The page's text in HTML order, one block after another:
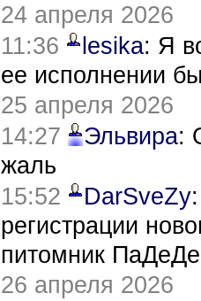
24 апреля 2026
11:36
lesika: Я
ее исполнении
25 апреля 2026
14:27
Эльвира:
жаль
15:52
DarSveZy
регистрации
питомник
26 апреля 2026